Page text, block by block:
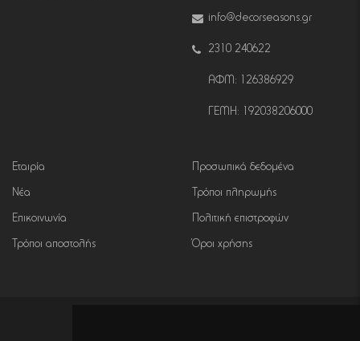
info@decorseasons.gr
2310 240622
ΑΦΜ: 126386929
ΓΕΜΗ: 192038206000
Εταιρία
Νέα
Επικοινωνία
Τρόποι αποστολής
Προσωπικά δεδομένα
Τρόποι πληρωμής
Πολιτική επιστροφών
Όροι χρήσης